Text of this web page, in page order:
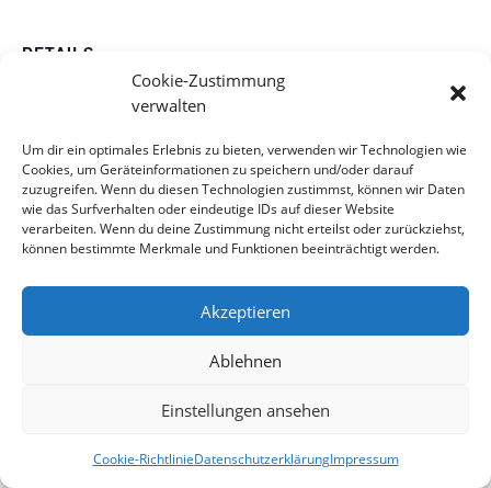
Cookie-Zustimmung
verwalten
Um dir ein optimales Erlebnis zu bieten, verwenden wir Technologien wie
Cookies, um Geräteinformationen zu speichern und/oder darauf
zuzugreifen. Wenn du diesen Technologien zustimmst, können wir Daten
wie das Surfverhalten oder eindeutige IDs auf dieser Website
verarbeiten. Wenn du deine Zustimmung nicht erteilst oder zurückziehst,
können bestimmte Merkmale und Funktionen beeinträchtigt werden.
Akzeptieren
Ablehnen
Einstellungen ansehen
Cookie-RichtlinieDatenschutzerklärungImpressum
DETAILS
Veranstaltungskategorie:
Stammorchester
Schlachtfest Volkstrauertag
Datenschutzerklärung
Cookie-Richtlinie (EU)